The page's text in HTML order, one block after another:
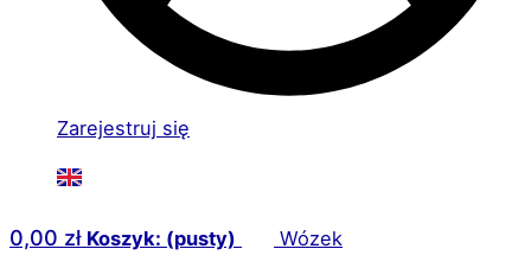
Zarejestruj się
0,00 zł Koszyk: (pusty) Wózek